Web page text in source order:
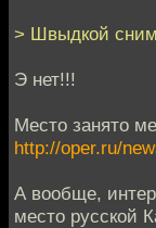
> Швыдкой
Э нет!!!
Место занято
http://oper.ru/
А вообще,
место русской